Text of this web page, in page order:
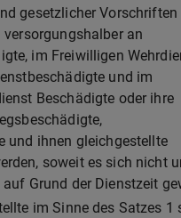
gesetzlicher Vorschriften
an
im Freiwilligen
und im
Beschädigte oder ihre
und ihnen gleichgestellte
soweit es sich nicht
auf Grund der Dienstzeit
im Sinne des Satzes 1